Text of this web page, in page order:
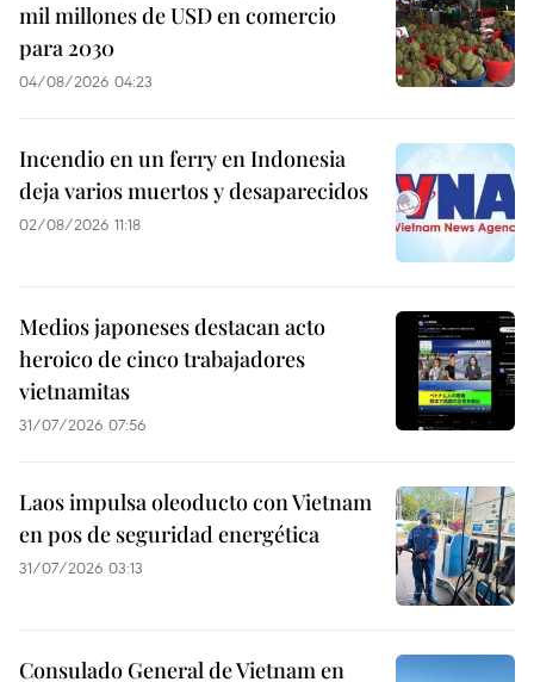
mil millones de USD en comercio
para 2030
04/08/2026 04:23
Incendio en un ferry en Indonesia
deja varios muertos y desaparecidos
02/08/2026 11:18
Medios japoneses destacan acto
heroico de cinco trabajadores
vietnamitas
31/07/2026 07:56
Laos impulsa oleoducto con Vietnam
en pos de seguridad energética
31/07/2026 03:13
Consulado General de Vietnam en